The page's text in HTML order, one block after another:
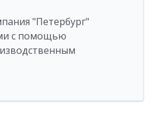
"Петербург"
с помощью